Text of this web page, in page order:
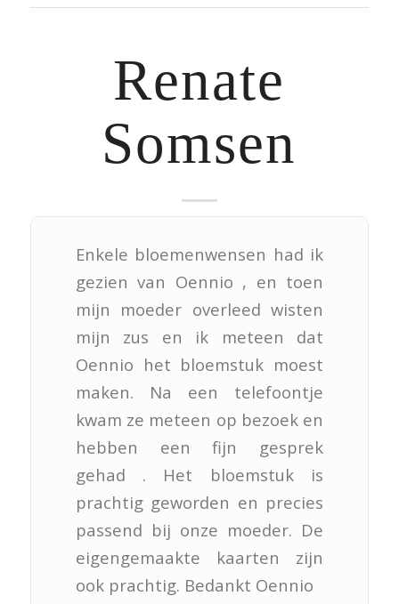
Renate
Somsen
Enkele bloemenwensen had ik
gezien van Oennio , en toen
mijn moeder overleed wisten
mijn zus en ik meteen dat
Oennio het bloemstuk moest
maken. Na een telefoontje
kwam ze meteen op bezoek en
hebben een fijn gesprek
gehad . Het bloemstuk is
prachtig geworden en precies
passend bij onze moeder. De
eigengemaakte kaarten zijn
ook prachtig. Bedankt Oennio